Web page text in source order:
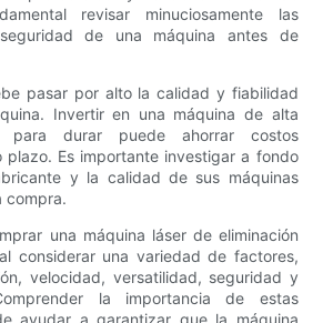
revisar minuciosamente las
de una máquina antes de
pasar por alto la calidad y fiabilidad
Invertir en una máquina de alta
para durar puede ahorrar costos
plazo. Es importante investigar a fondo
y la calidad de sus máquinas
compra.
una máquina láser de eliminación
considerar una variedad de factores,
velocidad, versatilidad, seguridad y
la importancia de estas
ayudar a garantizar que la máquina